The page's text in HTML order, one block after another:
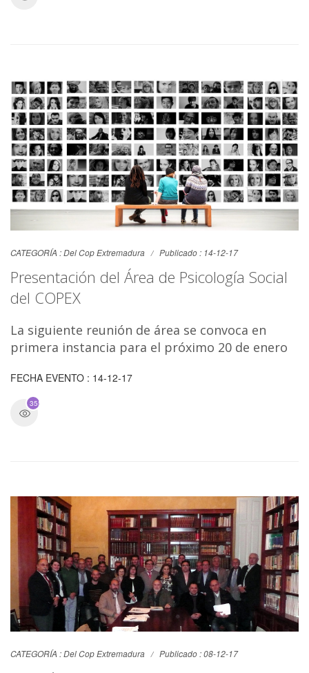
CATEGORÍA :Del Cop Extremadura Publicado : 14-12-17
Presentación del Área de Psicología Social
del COPEX
La siguiente reunión de área se convoca en
primera instancia para el próximo 20 de enero
FECHA EVENTO : 14-12-17
3552
CATEGORÍA :Del Cop Extremadura Publicado : 08-12-17